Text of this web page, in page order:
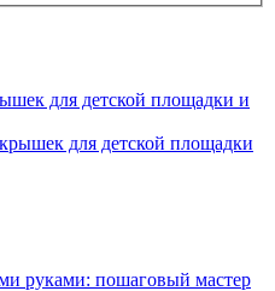
для детской площадки и
руками: пошаговый мастер